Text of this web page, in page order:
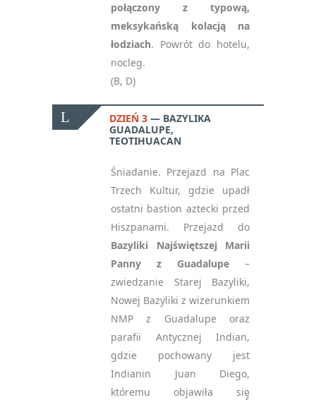
połączony z typową,
meksykańską kolacją na
łodziach. Powrót do hotelu,
nocleg.
(B, D)
DZIEŃ 3
BAZYLIKA
GUADALUPE,
TEOTIHUACAN
Śniadanie. Przejazd na Plac
Trzech Kultur, gdzie upadł
ostatni bastion aztecki przed
Hiszpanami. Przejazd do
Bazyliki Najświętszej Marii
Panny z Guadalupe –
zwiedzanie Starej Bazyliki,
Nowej Bazyliki z wizerunkiem
NMP z Guadalupe oraz
parafii Antycznej Indian,
gdzie pochowany jest
Indianin Juan Diego,
któremu objawiła się̨